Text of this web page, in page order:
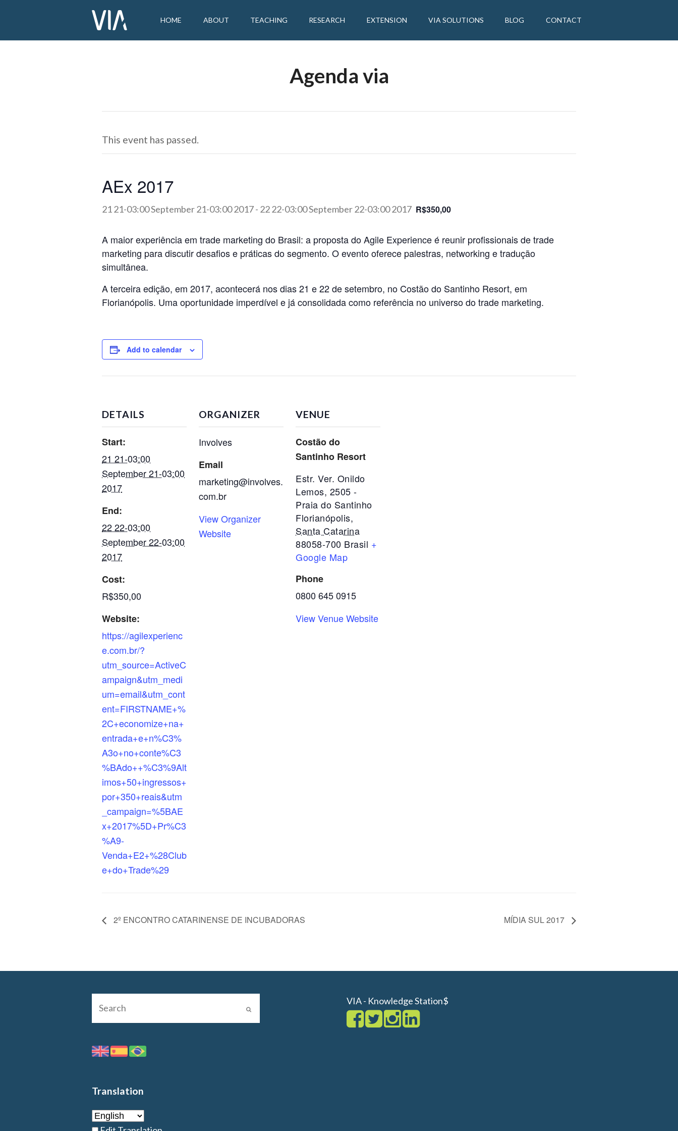
HOME ABOUT TEACHING RESEARCH EXTENSION VIA SOLUTIONS BLOG CONTACT
Agenda via
This event has passed.
AEx 2017
21 21-03:00 September 21-03:00 2017- 22 22-03:00 September 22-03:00 2017 R$350,00
A maior experiência em trade marketing do Brasil: a proposta doAgile Experienceé reunir profissionais de trade
marketing para discutir desafios e práticas do segmento. O evento oferece palestras, networking e tradução
simultânea.
A terceira edição, em 2017, acontecerá nos dias 21 e 22 de setembro, no Costão do Santinho Resort, em
Florianópolis. Uma oportunidade imperdível e já consolidada como referência no universo do trade marketing.
Add to calendar
DETAILS
Start:
21 21-03:00
September 21-03:00
2017
End:
22 22-03:00
September 22-03:00
2017
Cost:
R$350,00
Website:
https://agilexperienc
e.com.br/?
utm_source=ActiveC
ampaign&utm_medi
um=email&utm_cont
ent=FIRSTNAME+%
2C+economize+na+
entrada+e+n%C3%
A3o+no+conte%C3
%BAdo++%C3%9Alt
imos+50+ingressos+
por+350+reais&utm
_campaign=%5BAE
x+2017%5D+Pr%C3
%A9-
Venda+E2+%28Club
e+do+Trade%29
ORGANIZER
Involves
Email
marketing@involves.
com.br
View Organizer
Website
VENUE
Costão do
Santinho Resort
Estr. Ver. Onildo
Lemos, 2505 -
Praia do Santinho
Florianópolis,
Santa Catarina
88058-700 Brasil +
Google Map
Phone
0800 645 0915
View Venue Website
2º ENCONTRO CATARINENSE DE INCUBADORAS MÍDIA SUL 2017
Translation
VIA - Knowledge Station$